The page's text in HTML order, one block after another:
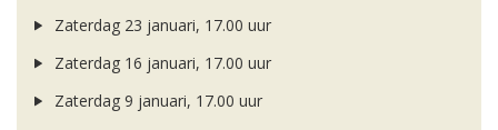
Zaterdag 23 januari, 17.00 uur
Zaterdag 16 januari, 17.00 uur
Zaterdag 9 januari, 17.00 uur